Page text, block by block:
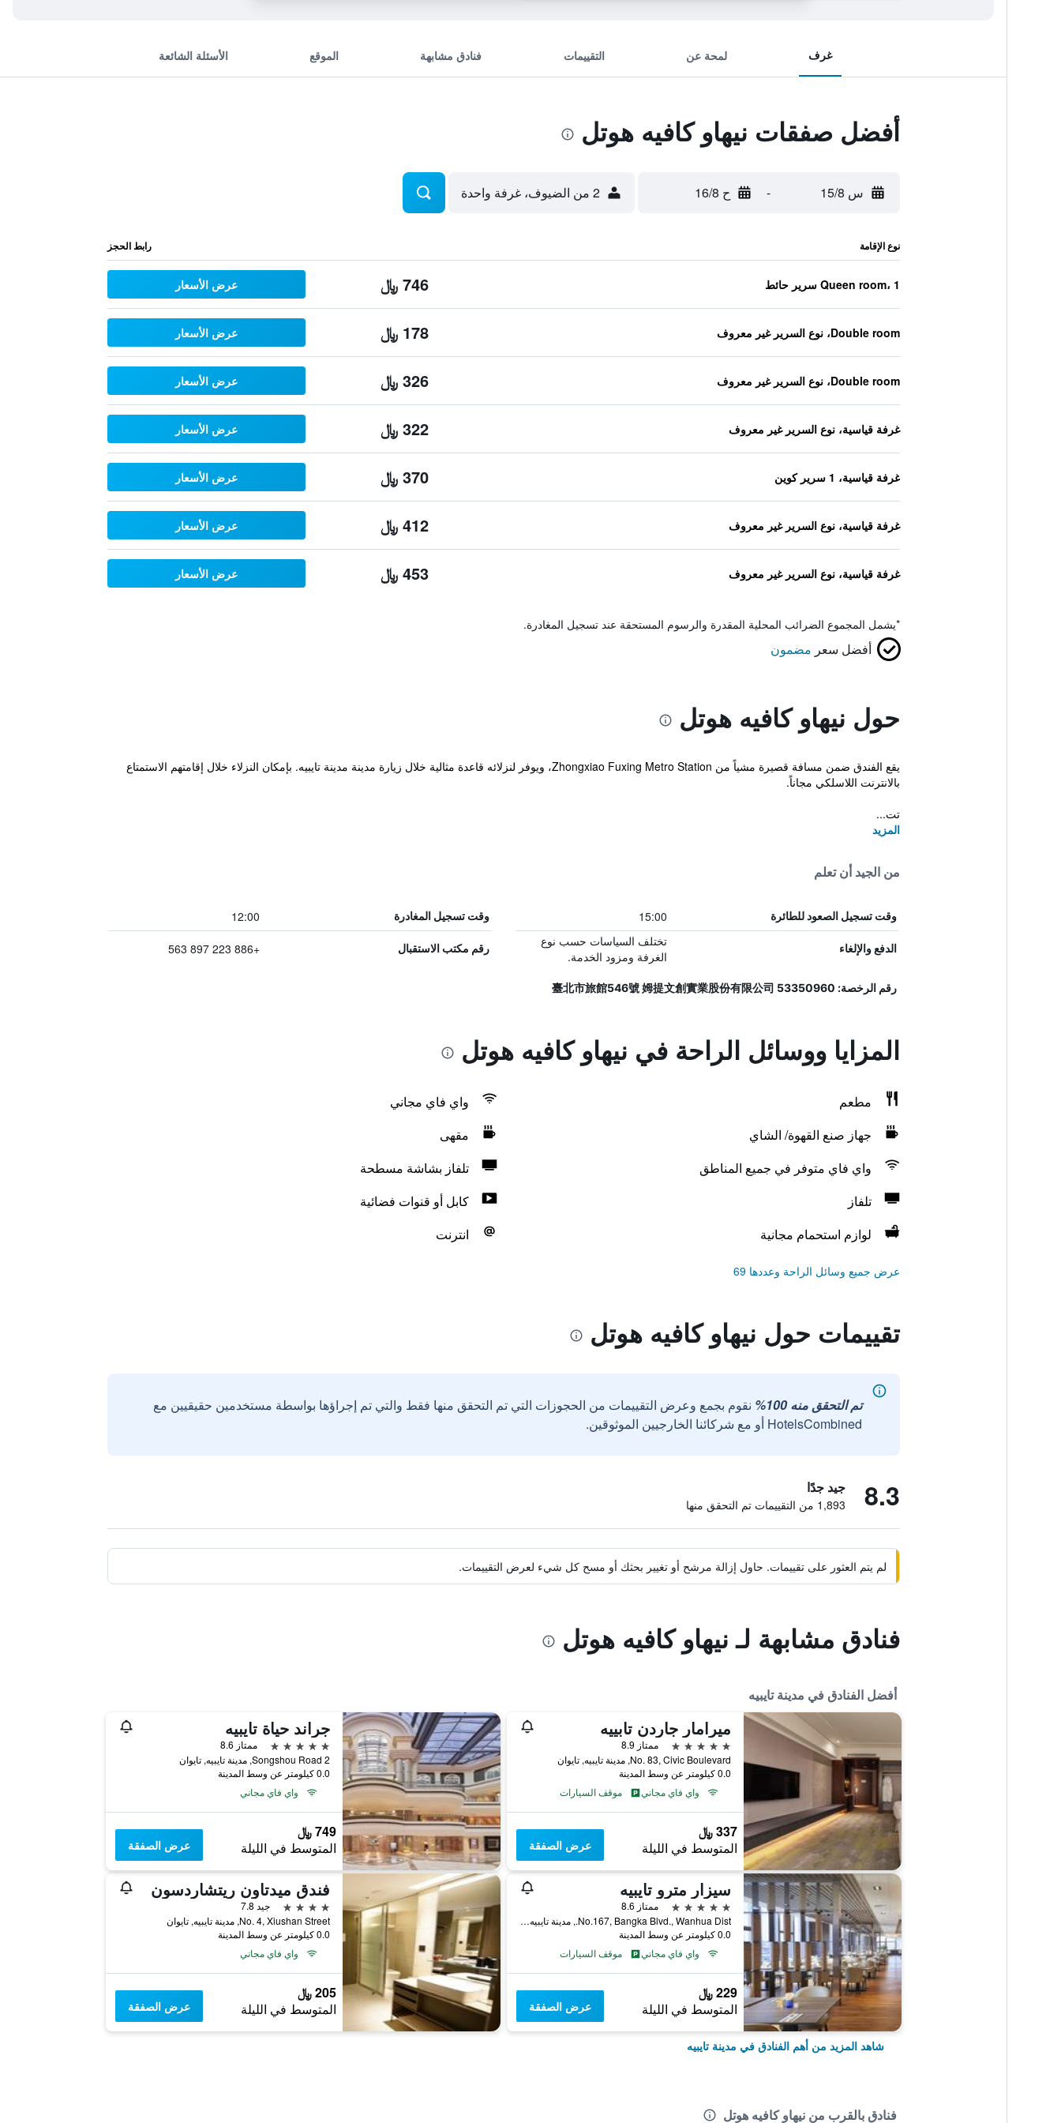
غرف لمحة عن التقييمات فنادق مشابهة الموقع الأسئلة الشائعة
أفضل صفقات نيهاو كافيه هوتل
س 15/8 - ح 16/8 2 من الضيوف، غرفة واحدة
نوع الإقامة رابط الحجز
Queen room، 1 سرير حائط 746 ﷼ عرض الأسعار
Double room، نوع السرير غير معروف 178 ﷼ عرض الأسعار
Double room، نوع السرير غير معروف 326 ﷼ عرض الأسعار
غرفة قياسية، نوع السرير غير معروف 322 ﷼ عرض الأسعار
غرفة قياسية، 1 سرير كوين 370 ﷼ عرض الأسعار
غرفة قياسية، نوع السرير غير معروف 412 ﷼ عرض الأسعار
غرفة قياسية، نوع السرير غير معروف 453 ﷼ عرض الأسعار
*يشمل المجموع الضرائب المحلية المقدرة والرسوم المستحقة عند تسجيل المغادرة.
أفضل سعر مضمون
حول نيهاو كافيه هوتل
يقع الفندق ضمن مسافة قصيرة مشياً من Zhongxiao Fuxing Metro Station، ويوفر لنزلائه قاعدة مثالية خلال زيارة مدينة مدينة تايبيه. بإمكان النزلاء خلال إقامتهم الاستمتاع
بالانترنت اللاسلكي مجاناً.
تت...
المزيد
من الجيد أن تعلم
وقت تسجيل الصعود للطائرة 15:00 وقت تسجيل المغادرة 12:00
الدفع والإلغاء
تختلف السياسات حسب نوع
الغرفة ومزود الخدمة.
رقم مكتب الاستقبال +886 223 897 563
رقم الرخصة: 臺北市旅館546號 姆提文創實業股份有限公司 53350960
المزايا ووسائل الراحة في نيهاو كافيه هوتل
مطعم
واي فاي مجاني
جهاز صنع القهوة/ الشاي
مقهى
واي فاي متوفر في جميع المناطق
تلفاز بشاشة مسطحة
تلفاز
كابل أو قنوات فضائية
لوازم استحمام مجانية
انترنت
عرض جميع وسائل الراحة وعددها 69
تقييمات حول نيهاو كافيه هوتل
تم التحقق منه 100%
نقوم بجمع وعرض التقييمات من الحجوزات التي تم التحقق منها فقط والتي تم إجراؤها بواسطة مستخدمين حقيقيين مع
HotelsCombined أو مع شركائنا الخارجيين الموثوقين.
8.3 جيد جدًا
1,893 من التقييمات تم التحقق منها
لم يتم العثور على تقييمات. حاول إزالة مرشح أو تغيير بحثك أو مسح كل شيء لعرض التقييمات.
فنادق مشابهة لـ نيهاو كافيه هوتل
أفضل الفنادق في مدينة تايبيه
ميرامار جاردن تابييه
5 نجوم
ممتاز 8.9
No. 83, Civic Boulevard, مدينة تايبيه, تايوان
0.0 كيلومتر عن وسط المدينة
واي فاي مجاني
موقف السيارات
337 ﷼
المتوسط في الليلة عرض الصفقة
جراند حياة تايبيه
5 نجوم
ممتاز 8.6
2 Songshou Road, مدينة تايبيه, تايوان
0.0 كيلومتر عن وسط المدينة
واي فاي مجاني
749 ﷼
المتوسط في الليلة عرض الصفقة
سيزار مترو تايبيه
5 نجوم
ممتاز 8.6
No.167, Bangka Blvd., Wanhua Dist., مدينة تايبيه, تايوان
0.0 كيلومتر عن وسط المدينة
واي فاي مجاني
موقف السيارات
229 ﷼
المتوسط في الليلة عرض الصفقة
فندق ميدتاون ريتشاردسون
4 نجوم
جيد 7.8
No. 4, Xiushan Street, مدينة تايبيه, تايوان
0.0 كيلومتر عن وسط المدينة
واي فاي مجاني
205 ﷼
المتوسط في الليلة عرض الصفقة
شاهد المزيد من أهم الفنادق في مدينة تايبيه
فنادق بالقرب من نيهاو كافيه هوتل